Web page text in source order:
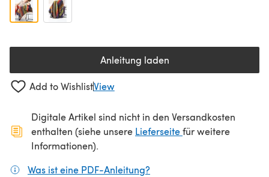
Anleitung laden(öffnet sich in einem neuen
Add to WishlistView
Digitale Artikel sind nicht in den Versandkosten
enthalten (siehe unsere Lieferseite(öffnet sich in
für weitere
Informationen).
Was ist eine PDF-Anleitung?